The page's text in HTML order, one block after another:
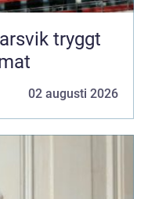
tryggt
02 augusti 2026